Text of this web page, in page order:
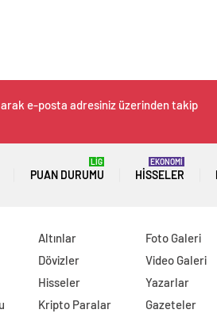
e-posta adresiniz üzerinden takip
PUAN DURUMU
LİG
HISSELER
EKONOMİ
Altınlar
Dövizler
Hisseler
Kripto Paralar
Foto Galeri
Video Galeri
Yazarlar
Gazeteler